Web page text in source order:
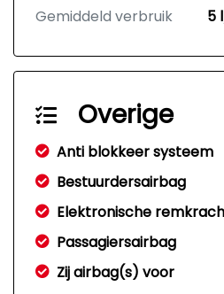
Gemiddeld verbruik
5
Overige
Anti blokkeer systeem
Bestuurdersairbag
Elektronische
Passagiersairbag
Zij airbag(s) voor